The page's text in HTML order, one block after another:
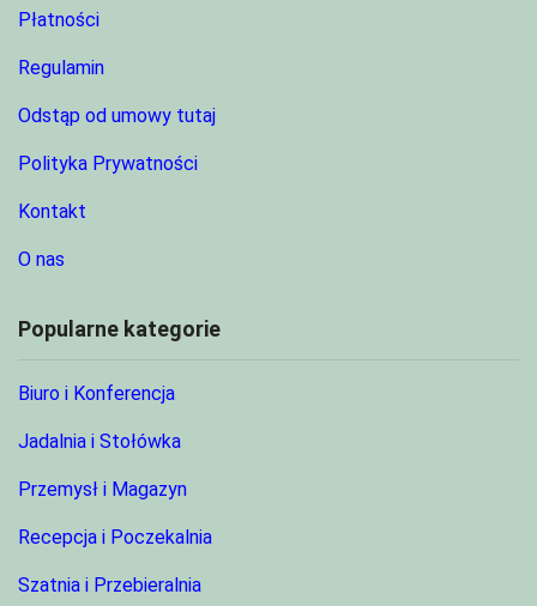
Płatności
Regulamin
Odstąp od umowy tutaj
Polityka Prywatności
Kontakt
O nas
Popularne kategorie
Biuro i Konferencja
Jadalnia i Stołówka
Przemysł i Magazyn
Recepcja i Poczekalnia
Szatnia i Przebieralnia